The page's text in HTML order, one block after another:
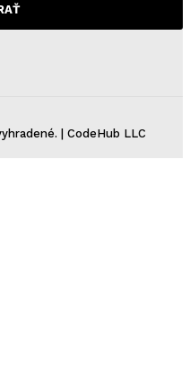
| CodeHub LLC